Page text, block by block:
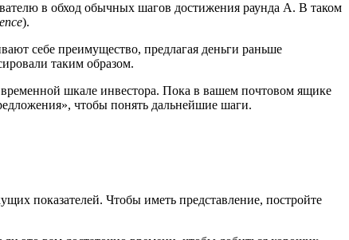
в обход обычных шагов достижения раунда А. В таком
).
себе преимущество, предлагая деньги раньше
таким образом.
временной шкале инвестора. Пока в вашем почтовом ящике
чтобы понять дальнейшие шаги.
показателей. Чтобы иметь представление, постройте